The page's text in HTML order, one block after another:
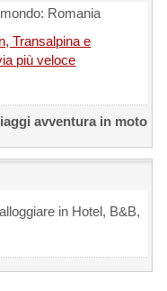
Romania
Transalpina e
più veloce
avventura in moto
in Hotel, B&B,